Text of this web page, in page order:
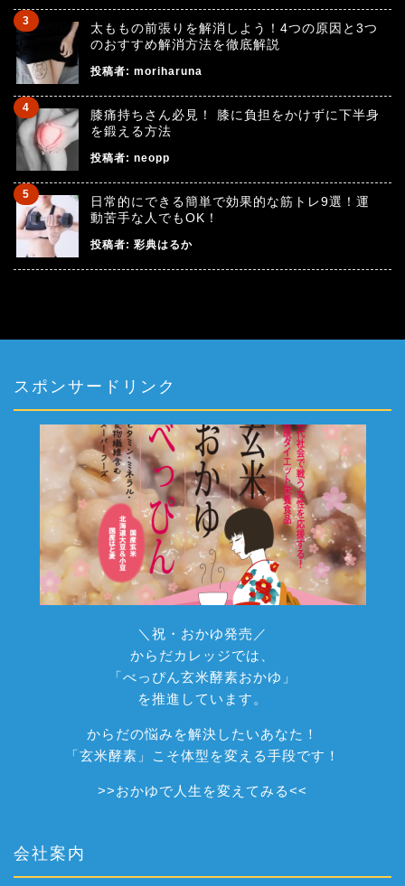
太ももの前張りを解消しよう！4つの原因と3つ
のおすすめ解消方法を徹底解説
投稿者: moriharuna
膝痛持ちさん必見！ 膝に負担をかけずに下半身
を鍛える方法
投稿者: neopp
日常的にできる簡単で効果的な筋トレ9選！運
動苦手な人でもOK！
投稿者: 彩典はるか
スポンサードリンク
＼祝・おかゆ発売／
からだカレッジでは、
「べっぴん玄米酵素おかゆ」
を推進しています。
からだの悩みを解決したいあなた！
「玄米酵素」こそ体型を変える手段です！
>>おかゆで人生を変えてみる<<
会社案内